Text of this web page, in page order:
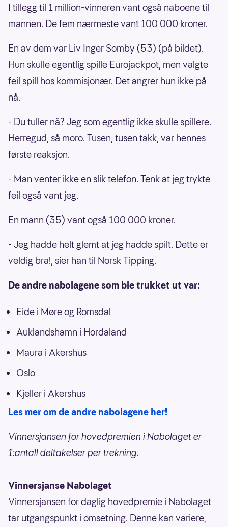
I tillegg til 1 million-vinneren vant også naboene til
mannen. De fem nærmeste vant 100 000 kroner.
En av dem var Liv Inger Somby (53) (på bildet).
Hun skulle egentlig spille Eurojackpot, men valgte
feil spill hos kommisjonær. Det angrer hun ikke på
nå.
- Du tuller nå? Jeg som egentlig ikke skulle spillere.
Herregud, så moro. Tusen, tusen takk, var hennes
første reaksjon.
- Man venter ikke en slik telefon. Tenk at jeg trykte
feil også vant jeg.
En mann (35) vant også 100 000 kroner.
- Jeg hadde helt glemt at jeg hadde spilt. Dette er
veldig bra!, sier han til Norsk Tipping.
De andre nabolagene som ble trukket ut var:
Eide i Møre og Romsdal
Auklandshamn i Hordaland
Maura i Akershus
Oslo
Kjeller i Akershus
Les mer om de andre nabolagene her!
Vinnersjansen for hovedpremien i Nabolaget er
1:antall deltakelser per trekning.
Vinnersjanse Nabolaget
Vinnersjansen for daglig hovedpremie i Nabolaget
tar utgangspunkt i omsetning. Denne kan variere,